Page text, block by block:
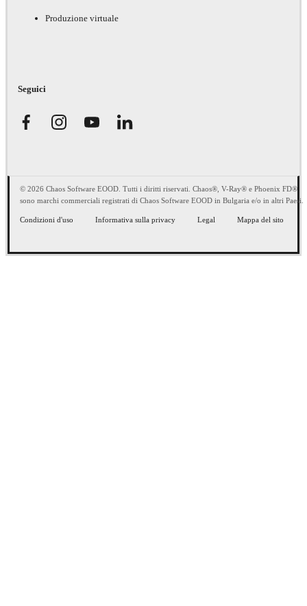
Produzione virtuale
Seguici
© 2026 Chaos Software EOOD. Tutti i diritti riservati. Chaos®, V-Ray® e Phoenix FD®
sono marchi commerciali registrati di Chaos Software EOOD in Bulgaria e/o in altri Paesi.
Condizioni d'uso Informativa sulla privacy Legal Mappa del sito